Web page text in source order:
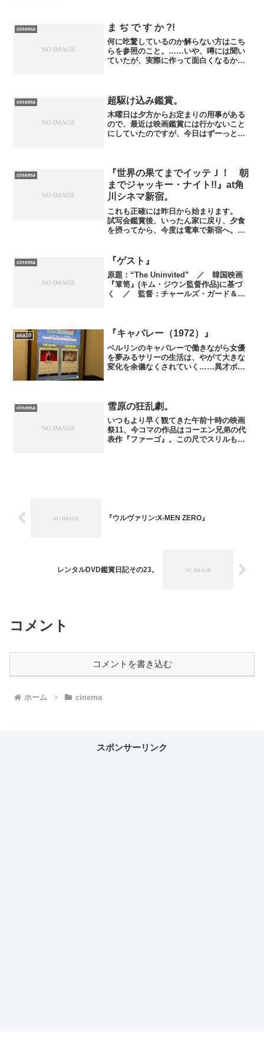
cinema ま ぢ で す か ?!
何に吃驚しているのか解らない方はこち
らを参照のこと。……いや、噂には聞い
ていたが、実際に作って面白くなるかは
cinema 超駆け込み鑑賞。
木曜日は夕方からお定まりの用事がある
ので、最近は映画鑑賞には行かないこと
にしていたのですが、今日はずーっと観
本当はきのう観に行くはず...
cinema
『世界の果てまでイッテＪ！ 朝
までジャッキー・ナイト!!』at角
川シネマ新宿。
これも正確には昨日から始まります。
試写会鑑賞後、いったん家に戻り、夕食
を摂ってから、今度は電車で新宿へ。訪
卒業式イベント以来です……って、つま
りちゃんと映画を観...
cinema 『ゲスト』
原題：“The Uninvited” ／ 韓国映画
『箪笥』(キム・ジウン監督作品)に基づ
く ／ 監督：チャールズ・ガード＆ト
ー・Ｆ・パー...
asa10 『キャバレー（1972）』
ベルリンのキャバレーで働きながら女優
を夢みるサリーの生活は、やがて大きな
変化を余儀なくされていく……異才ボ
cinema 雪原の狂乱劇。
いつもより早く観てきた午前十時の映画
祭11、今コマの作品はコーエン兄弟の代
表作『ファーゴ』。この尺でスリルも衝
『ウルヴァリン:X-MEN ZERO』
レンタルDVD鑑賞日記その23。
コメント
コメントを書き込む
ホーム cinema
スポンサーリンク